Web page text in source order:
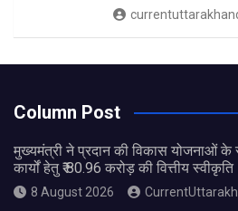
Column Post
मुख्यमंत्री ने प्रदान की विकास योजनाओं
कार्यों हेतु ₹ 80.96 करोड़ की वित्तीय
8 August 2026